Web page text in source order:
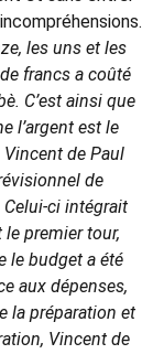
les uns et les
francs a coûté
C’est ainsi que
l’argent est le
Vincent de Paul
de
ci intégrait
premier tour,
le budget a été
aux dépenses,
la préparation et
Vincent de